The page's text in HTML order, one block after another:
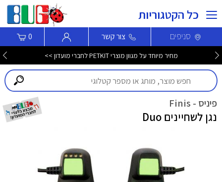
כל הקטגוריות
סניפים צור קשר 0
מחיר מיוחד על מגוון מוצרי PETKIT לחברי מועדון >>
פיניס - Finis
נגן לשחיינים Duo